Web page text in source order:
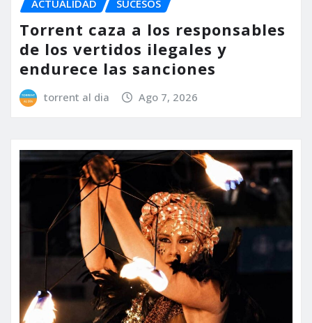
ACTUALIDAD SUCESOS
Torrent caza a los responsables
de los vertidos ilegales y
endurece las sanciones
torrent al dia Ago 7, 2026